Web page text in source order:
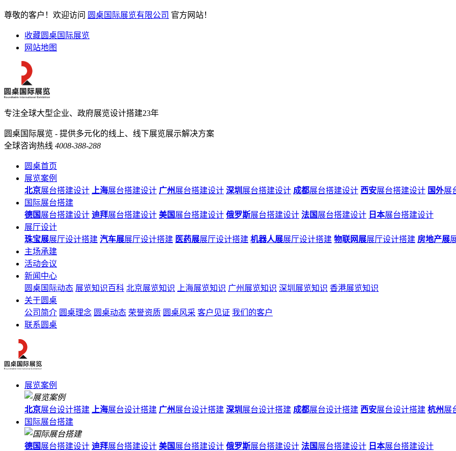
尊敬的客户！欢迎访问 圆桌国际展览有限公司 官方网站！
收藏圆桌国际展览
网站地图
专注全球大型企业、政府展览设计搭建23年
圆桌国际展览 - 提供多元化的线上、线下展览展示解决方案
全球咨询热线 4008-388-288
圆桌首页
展览案例
北京展台搭建设计 上海展台搭建设计 广州展台搭建设计 深圳 展台搭建设计 成都展台搭建设计 西安展台搭建设计 国外展
国际展台搭建
德国 展台搭建设计 迪拜展台搭建设计 美国 展台搭建设计 俄罗斯展台搭建设计 法国 展台搭建设计 日本展台搭建设计
展厅设计
珠宝展展厅设计搭建 汽车展展厅设计搭建 医药展展厅设计搭建 机器人展展厅设计搭建 物联网展展厅设计搭建 房地产展
主场承建
活动会议
新闻中心
圆桌国际动态 展览知识百科 北京展览知识 上海展览知识 广州展览知识 深圳展览知识 香港展览知识
关于圆桌
公司简介 圆桌理念 圆桌动态 荣誉资质 圆桌风采 客户见证 我们的客户
联系圆桌
展览案例
北京展台设计搭建 上海展台设计搭建 广州展台设计搭建 深圳 展台设计搭建 成都展台设计搭建 西安展台设计搭建 杭州展
国际展台搭建
德国 展台搭建设计 迪拜展台搭建设计 美国 展台搭建设计 俄罗斯展台搭建设计 法国 展台搭建设计 日本展台搭建设计